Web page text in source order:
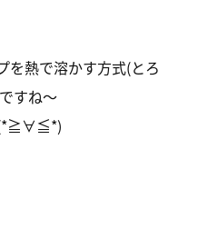
を熱で溶かす方式(とろ
すね〜
(*≧∀≦*)